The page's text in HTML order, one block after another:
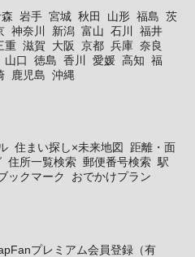
岩手 宮城 秋田 山形 福島 茨
神奈川 新潟 富山 石川
福井
重 滋賀 大阪 京都 兵庫 奈良
山口 徳島 香川 愛媛 高知 福
鹿児島 沖縄
住まい探し×未来地図
距離・面
住所一覧検索 郵便番号検索 駅
ックマーク おでかけプラン
プレミアム会員登録（有